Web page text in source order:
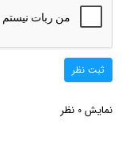
ثبت نظر
نمایش 0 نظر